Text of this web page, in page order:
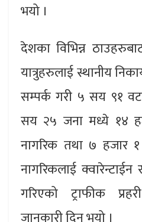
भयो ।
देशका विभिन्न
यात्रुहरुलाई स्थानीय
सम्पर्क गरी ५ सय ९१
सय २५ जना मध्ये १४
नागरिक तथा ७ हजार
नागरिकलाई
गरिएको ट्राफीक